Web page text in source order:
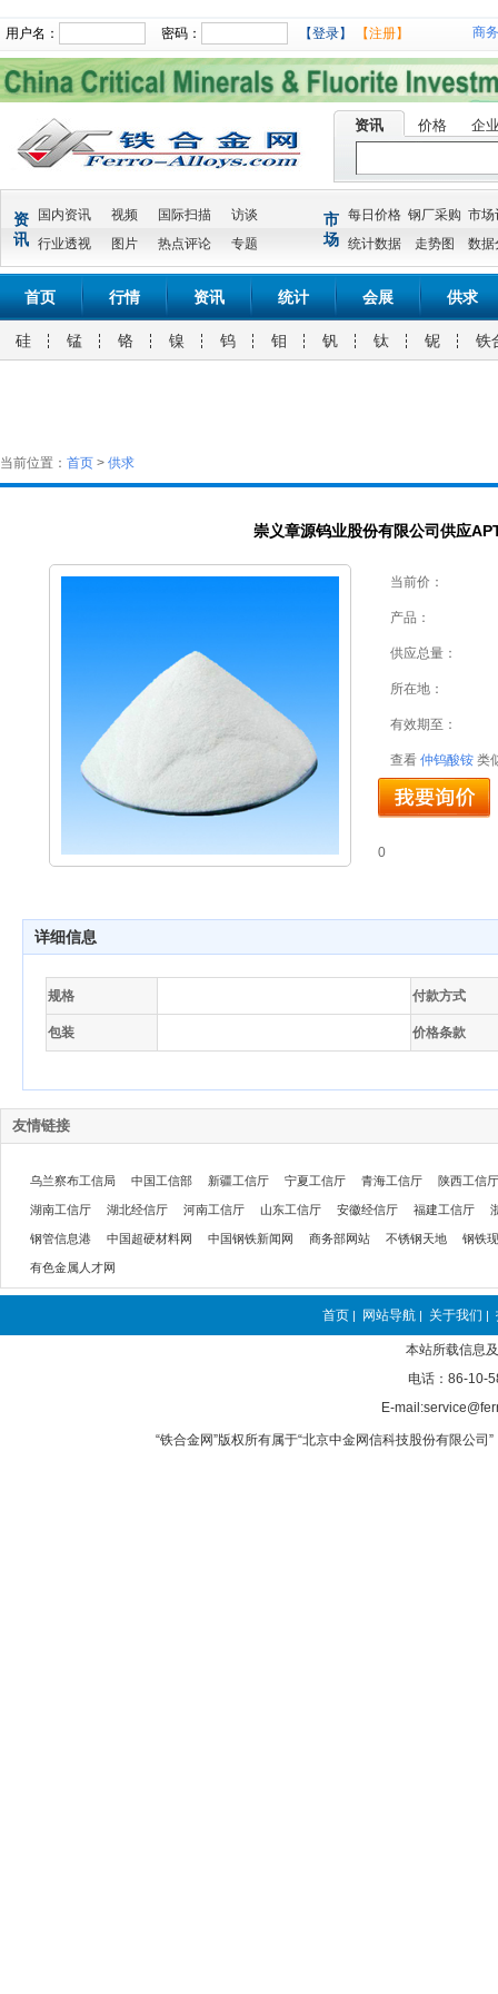
用户名： 密码： 【登录】 【注册】 商
资讯 价格 企
资
讯
国内资讯 视频 国际扫描
访谈
行业透视
图片 热点评论 专题
市
场
每日价格 钢厂采购 市场
统计数据
走势图 数据
首页 行情 资讯 统计 会展 供求
硅 锰 铬 镍 钨 钼 钒 钛 铌 铁
当前位置： 首页 > 供求
崇义章源钨业股份有限公司供应
当前价：
产品：
供应总量：
所在地：
有效期至：
查看 仲钨酸铵 类
0
详细信息
规格 付款方式
包装 价格条款
友情链接
乌兰察布工信局 中国工信部 新疆工信厅 宁夏工信厅 青海工信厅 陕西工信厅
湖南工信厅 湖北经信厅 河南工信厅 山东工信厅 安徽经信厅 福建工信厅
钢管信息港 中国超硬材料网 中国钢铁新闻网 商务部网站 不锈钢天地 钢铁
有色金属人才网
首页 | 网站导航 | 关于我们 |
本站所载信息
电话：86-10-
E-
“铁合金网”版权所有属于“北京中金网信科技股份有限公司